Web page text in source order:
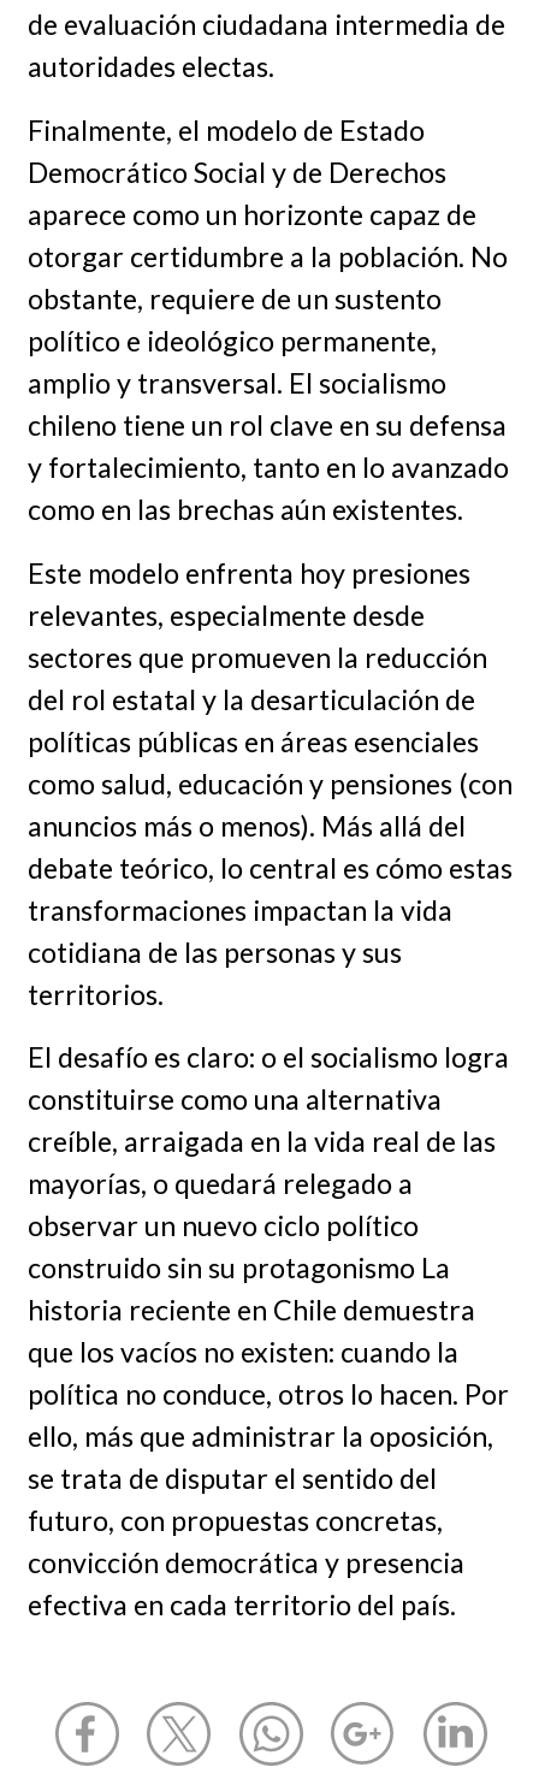
de evaluación ciudadana intermedia de
autoridades electas.
Finalmente, el modelo de Estado
Democrático Social y de Derechos
aparece como un horizonte capaz de
otorgar certidumbre a la población. No
obstante, requiere de un sustento
político e ideológico permanente,
amplio y transversal. El socialismo
chileno tiene un rol clave en su defensa
y fortalecimiento, tanto en lo avanzado
como en las brechas aún existentes.
Este modelo enfrenta hoy presiones
relevantes, especialmente desde
sectores que promueven la reducción
del rol estatal y la desarticulación de
políticas públicas en áreas esenciales
como salud, educación y pensiones (con
anuncios más o menos). Más allá del
debate teórico, lo central es cómo estas
transformaciones impactan la vida
cotidiana de las personas y sus
territorios.
El desafío es claro: o el socialismo logra
constituirse como una alternativa
creíble, arraigada en la vida real de las
mayorías, o quedará relegado a
observar un nuevo ciclo político
construido sin su protagonismo La
historia reciente en Chile demuestra
que los vacíos no existen: cuando la
política no conduce, otros lo hacen. Por
ello, más que administrar la oposición,
se trata de disputar el sentido del
futuro, con propuestas concretas,
convicción democrática y presencia
efectiva en cada territorio del país.